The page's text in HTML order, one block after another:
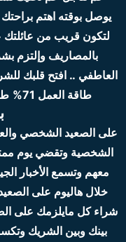
يوصل بوقته اهتم
لتكون قريب من عائلتك
بالمصاريف وإلتزم
العاطفي .. افتح قلبك
طاقة العمل 71%
على الصعيد الشخصي
الشخصية وتقضي يوم
معهم وتسمع الأخبار
خلال هاليوم على
شراء كل مايلزمك على
بينك وبين الشريك